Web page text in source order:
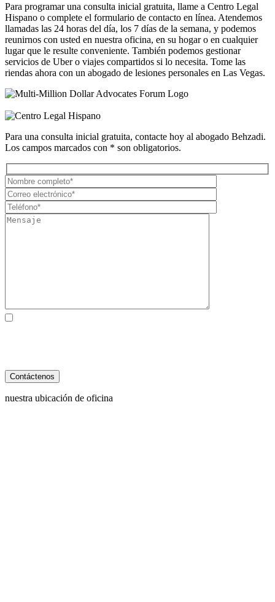
Para programar una consulta inicial gratuita, llame a Centro Legal
Hispano o complete el formulario de contacto en línea. Atendemos
llamadas las 24 horas del día, los 7 días de la semana, y podemos
reunirnos con usted en nuestra oficina, en su hogar o en cualquier
lugar que le resulte conveniente. También podemos gestionar
servicios de Uber o viajes compartidos si lo necesita. Tome las
riendas ahora con un abogado de lesiones personales en Las Vegas.
Para una consulta inicial gratuita, contacte hoy al abogado Behzadi.
Los campos marcados con * son obligatorios.
nuestra ubicación de oficina